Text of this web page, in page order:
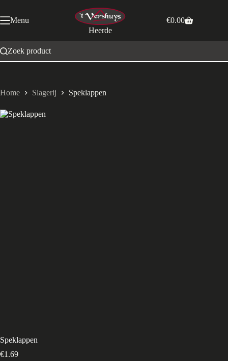
de Menu
Heerde
Winkelwagen
€0.00
Zoek product
Home Slagerij Speklappen
Speklappen
€1.69